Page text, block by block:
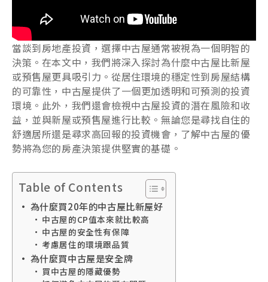
當談到房地產投資，選擇中古屋通常被視為一個明智的
決策。在本文中，我們將深入探討為什麼中古屋比新屋
或預售屋更具吸引力。從居住環境的穩定性到房屋結構
的可靠性，中古屋提供了一個更加透明和可預測的投資
環境。此外，我們還會檢視中古屋投資的潛在風險和收
益，並與新屋或預售屋進行比較。無論您是尋找自住的
舒適居所還是尋求高回報的投資機會，了解中古屋的優
勢將為您的房產決策提供堅實的基礎。
Table of Contents
為什麼買20年的中古屋比新屋好
中古屋的CP值本來就比較高
中古屋的安全性有保障
考慮居住的環境跟品質
為什麼買中古屋是安全牌
買中古屋的隱藏優勢